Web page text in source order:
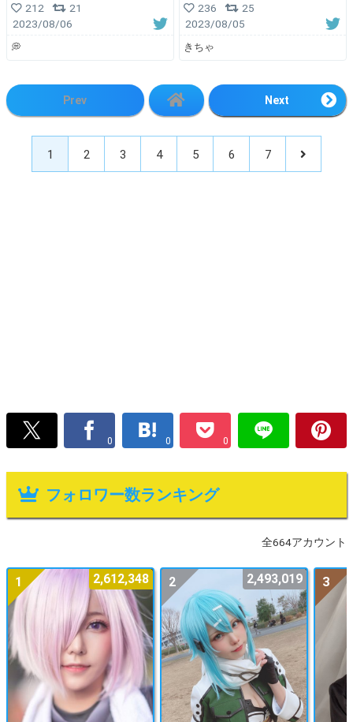
212
21
2023/08/06
💭
236
25
2023/08/05
きちゃ
Prev Next
1 2 3 4 5 6 7
0 0 0
フォロワー数ランキング
全664アカウント
1 2,612,348 2 2,493,019 3